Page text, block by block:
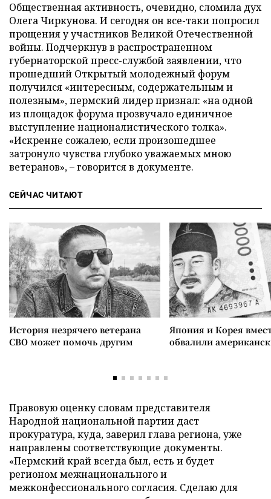
Общественная активность, очевидно, сломила дух
Олега Чиркунова. И сегодня он все-таки попросил
прощения у участников Великой Отечественной
войны. Подчеркнув в распространенном
губернаторской пресс-службой заявлении, что
прошедший Открытый молодежный форум
получился «интересным, содержательным и
полезным», пермский лидер признал: «на одной
из площадок форума прозвучало единичное
выступление националистического толка».
«Искренне сожалею, если произошедшее
затронуло чувства глубоко уважаемых мною
ветеранов», – говорится в документе.
СЕЙЧАС ЧИТАЮТ
История незрячего ветерана
СВО может помочь другим
Япония и Корея
обвалили
Правовую оценку словам представителя
Народной национальной партии даст
прокуратура, куда, заверил глава региона, уже
направлены соответствующие документы.
«Пермский край всегда был, есть и будет
регионом межнационального и
межконфессионального согласия. Сделаю для